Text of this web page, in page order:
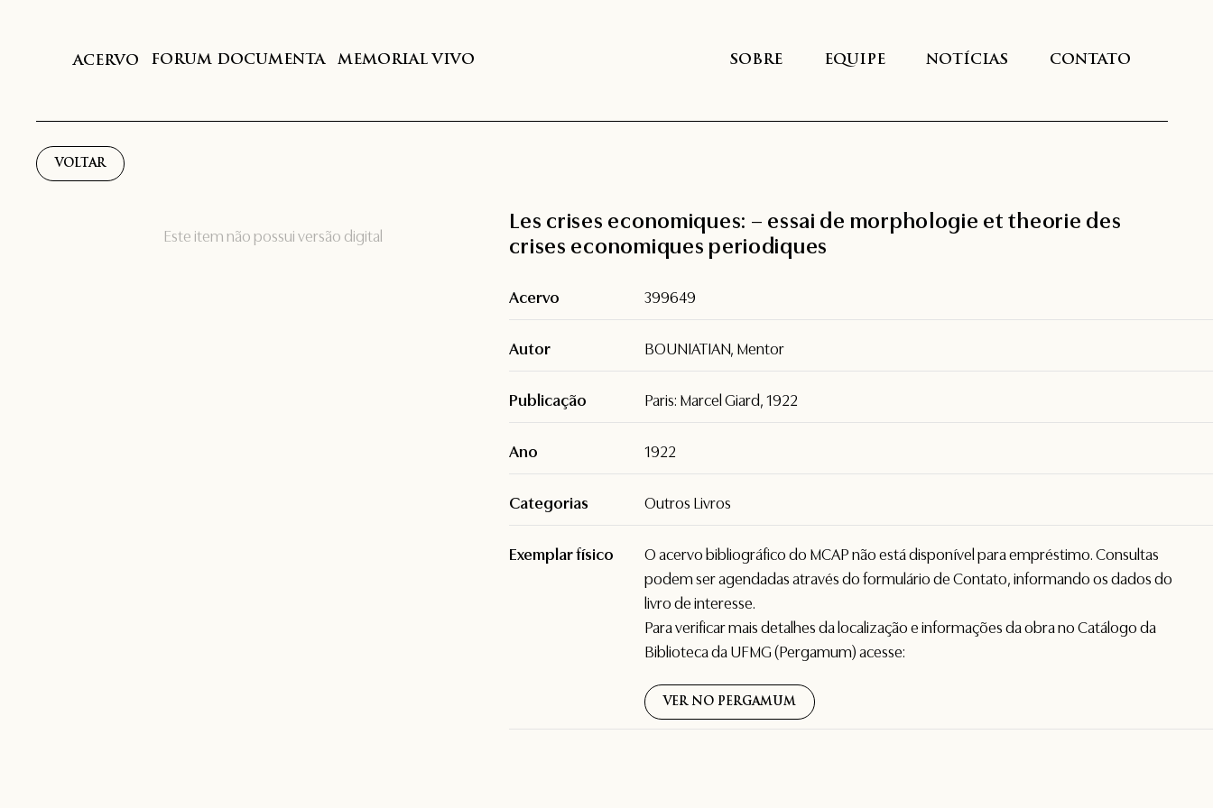
ACERVO FORUM DOCUMENTA MEMORIAL VIVO SOBRE EQUIPE NOTÍCIAS CONTATO
VOLTAR
Este item não possui versão digital
Les crises economiques: – essai de morphologie et theorie des
crises economiques periodiques
Acervo 399649
Autor BOUNIATIAN, Mentor
Publicação Paris: Marcel Giard, 1922
Ano 1922
Categorias Outros Livros
Exemplar físico
O acervo bibliográfico do MCAP não está disponível para empréstimo. Consultas
podem ser agendadas através do formulário deContato, informando os dados do
livro de interesse.
Para verificar mais detalhes da localização e informações da obra no Catálogo da
Biblioteca da UFMG (Pergamum) acesse:
VER NO PERGAMUM